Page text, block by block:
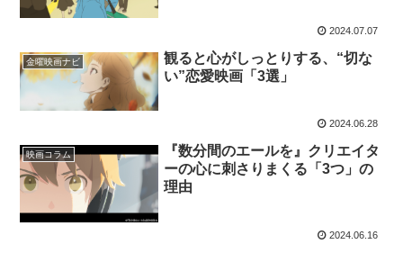
2024.07.07
金曜映画ナビ
観ると心がしっとりする、“切な
い”恋愛映画「3選」
2024.06.28
映画コラム
『数分間のエールを』クリエイタ
ーの心に刺さりまくる「3つ」の
理由
2024.06.16